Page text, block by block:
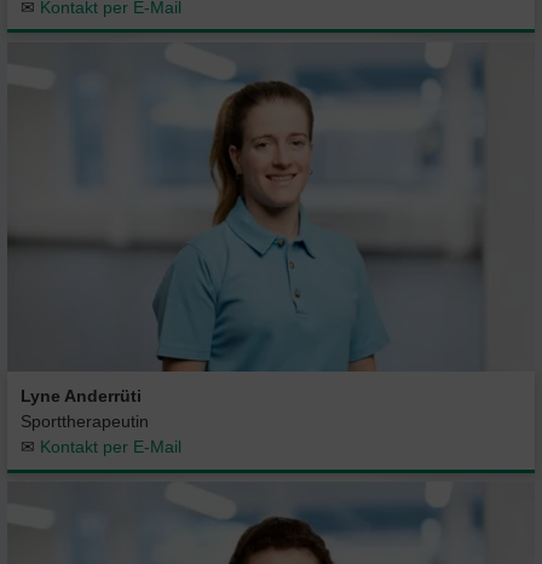
✉ Kontakt per E-Mail
Lyne Anderrüti
Sporttherapeutin
✉ Kontakt per E-Mail